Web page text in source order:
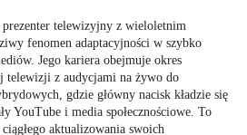
telewizyjny z wieloletnim
fenomen adaptacyjności w szybko
Jego kariera obejmuje okres
telewizji z audycjami na żywo do
gdzie główny nacisk kładzie się
YouTube i media społecznościowe. To
aktualizowania swoich